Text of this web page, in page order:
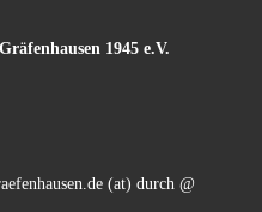
Gräfenhausen 1945 e.V.
(at) durch @